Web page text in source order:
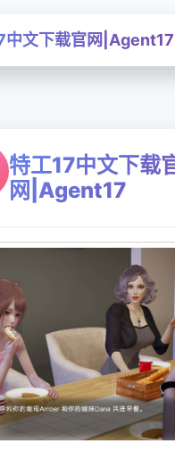
中文下载官网|Agent17
特工17中文下载
网|Agent17